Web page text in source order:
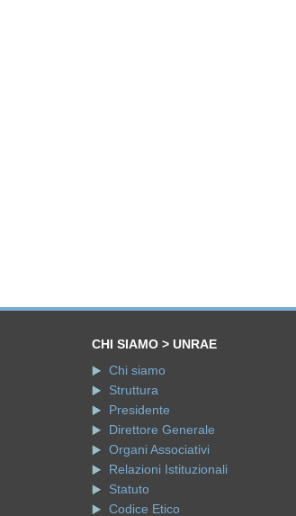
CHI SIAMO > UNRAE
Chi siamo
Struttura
Presidente
Direttore Generale
Organi Associativi
Relazioni Istituzionali
Statuto
Codice Etico